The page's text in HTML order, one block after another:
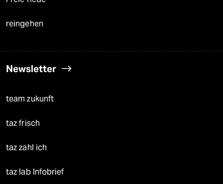
reingehen
Newsletter
team zukunft
taz frisch
taz zahl ich
taz lab Infobrief